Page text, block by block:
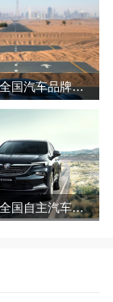
2023年4月全国汽车品牌销量排行榜完整版
2023年3月全国自主汽车品牌销量排行榜完整版